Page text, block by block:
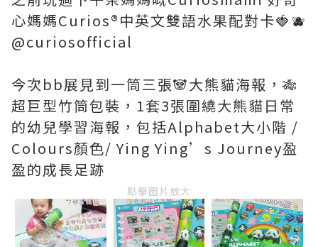
心媽媽Curios®️中英文雙語水果配對卡🍓🫐
@curiosofficial
今次bb展見到一筒三張🐼大熊貓海報，🎋
超巨型竹筒包裝，1套3張圍繞大熊貓日常
的幼兒學習海報，包括Alphabet大小階 /
Colours顏色/ Ying Ying’s Journey盈
盈的成長足跡
點擊圖片放大